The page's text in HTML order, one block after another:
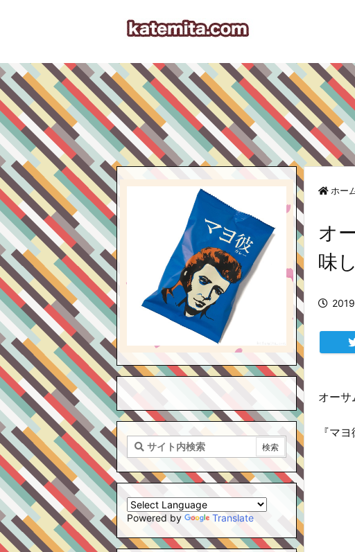
ホー
オ
味
オーサ
『マ
Powered by Translate